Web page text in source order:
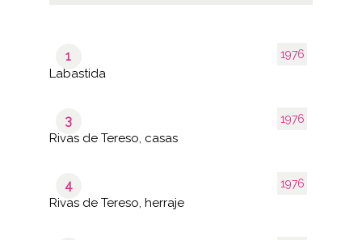
1976
1
Labastida
1976
3
Rivas de Tereso, casas
1976
4
Rivas de Tereso, herraje